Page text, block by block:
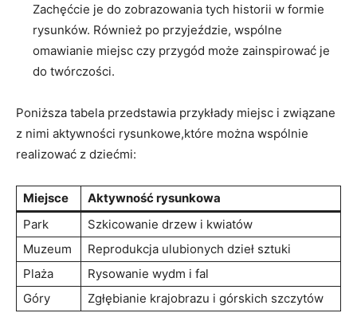
Zachęćcie je ​do zobrazowania tych historii w formie‌
rysunków. Również ‌po ⁤przyjeździe, wspólne
omawianie miejsc czy przygód⁢ może zainspirować je
do twórczości.
Poniższa tabela przedstawia‌ przykłady‍ miejsc ⁣i związane
z nimi aktywności​ rysunkowe,które można wspólnie
realizować⁣ z ⁣dziećmi:
Miejsce
Aktywność ‍rysunkowa
Park
Szkicowanie drzew i kwiatów
Muzeum
Reprodukcja ulubionych dzieł sztuki
Plaża
Rysowanie ‍wydm i fal
Góry
Zgłębianie ‍krajobrazu i​ górskich⁣ szczytów